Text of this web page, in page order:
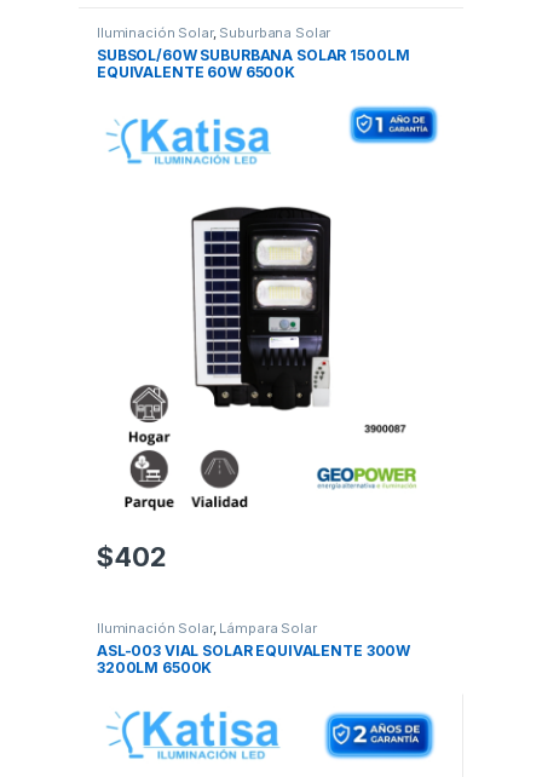
Iluminación Solar, Suburbana Solar
SUBSOL/60W SUBURBANA SOLAR 1500LM
EQUIVALENTE 60W 6500K
$402
Iluminación Solar, Lámpara Solar
ASL-003 VIAL SOLAR EQUIVALENTE 300W
3200LM 6500K